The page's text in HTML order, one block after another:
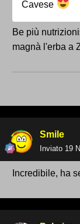
Cavese
Be più
magnà l'erba a
Smile
Inviato 19
Incredibile, ha